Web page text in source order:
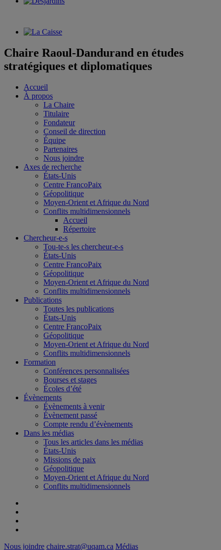
Chaire Raoul-Dandurand en études
stratégiques et diplomatiques
Accueil
À propos
La Chaire
Titulaire
Fondateur
Conseil de direction
Équipe
Partenaires
Nous joindre
Axes de recherche
États-Unis
Centre FrancoPaix
Géopolitique
Moyen-Orient et Afrique du Nord
Conflits multidimensionnels
Accueil
Répertoire
Chercheur-e-s
Tou-te-s les chercheur-e-s
États-Unis
Centre FrancoPaix
Géopolitique
Moyen-Orient et Afrique du Nord
Conflits multidimensionnels
Publications
Toutes les publications
États-Unis
Centre FrancoPaix
Géopolitique
Moyen-Orient et Afrique du Nord
Conflits multidimensionnels
Formation
Conférences personnalisées
Bourses et stages
Écoles d’été
Évènements
Évènements à venir
Évènement passé
Compte rendu d’évènements
Dans les médias
Tous les articles dans les médias
États-Unis
Missions de paix
Géopolitique
Moyen-Orient et Afrique du Nord
Conflits multidimensionnels
Nous joindre chaire.strat@uqam.ca Médias